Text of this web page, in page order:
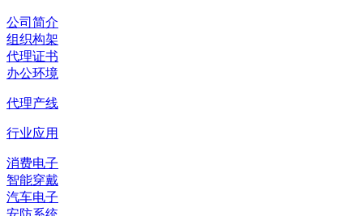
公司简介
组织构架
代理证书
办公环境
代理产线
行业应用
消费电子
智能穿戴
汽车电子